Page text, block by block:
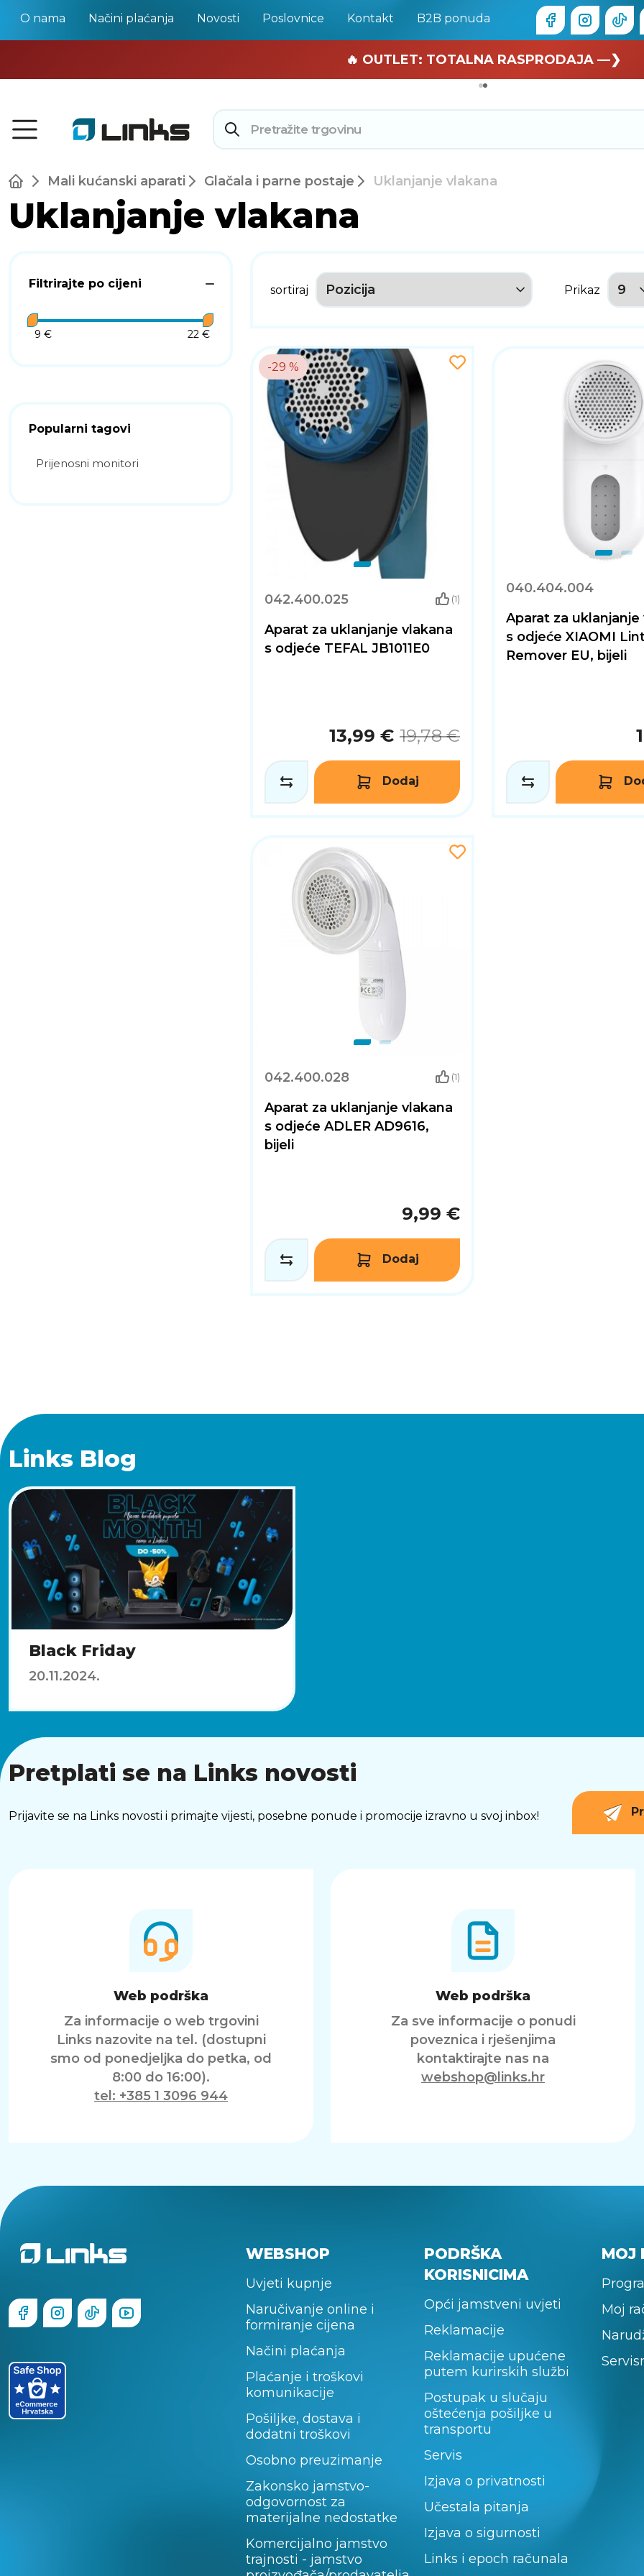
O nama Načini plaćanja Novosti Poslovnice Kontakt B2B ponuda
🏄 Zaslužuješ odmor —❯
🔥 OUTLET: TOTALNA RASPRODAJA —❯
Mali kućanski aparati Glačala i parne postaje Uklanjanje vlakana
Uklanjanje vlakana
Filtrirajte po cijeni
9 € 22 €
Popularni tagovi
Prijenosni monitori
sortiraj Prikaz
-29 %
042.400.025 (1)
Aparat za uklanjanje vlakana
s odjeće TEFAL JB1011E0
13,99 € 19,78 €
Dodaj
040.404.004
Aparat za uklanjanje
s odjeće XIAOMI
Remover EU, bijeli
042.400.028 (1)
Aparat za uklanjanje vlakana
s odjeće ADLER AD9616,
bijeli
9,99 €
Dodaj
Links Blog
Black Friday
20.11.2024.
Pretplati se na Links novosti
Prijavite se na Links novosti i primajte vijesti, posebne ponude i promocije izravno u svoj inbox!
Web podrška
Za informacije o web trgovini
Links nazovite na tel. (dostupni
smo od ponedjeljka do petka, od
8:00 do 16:00).
tel: +385 1 3096 944
Web podrška
Za sve informacije o ponudi
poveznica i rješenjima
kontaktirajte nas na
webshop@links.hr
WEBSHOP
Uvjeti kupnje
Naručivanje online i
formiranje cijena
Načini plaćanja
Plaćanje i troškovi
komunikacije
Pošiljke, dostava i
dodatni troškovi
Osobno preuzimanje
Zakonsko jamstvo-
odgovornost za
materijalne nedostatke
Komercijalno jamstvo
trajnosti - jamstvo
PODRŠKA
KORISNICIMA
Opći jamstveni uvjeti
Reklamacije
Reklamacije upućene
putem kurirskih službi
Postupak u slučaju
oštećenja pošiljke u
transportu
Servis
Izjava o privatnosti
Učestala pitanja
Izjava o sigurnosti
Links i epoch računala
MOJ
Moj